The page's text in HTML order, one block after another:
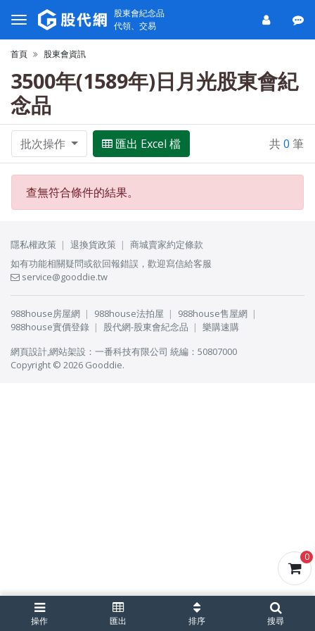
0
股東會紀念品
代領、交易
首頁 股東會資訊
3500年(1589年)日月光股東會紀
念品
批次操作 匯出 Excel 檔 共0 筆
查無符合條件的結果。
操作 匯出 排序 搜尋
隱私權政策 退換貨政策
商城賣家約定條款
如有功能相關疑問或欲回報錯誤，歡迎寫信給客服
service@gooddie.tw
988house房屋網 988house法拍屋
988house售屋網
988house實價登錄
股代網-股東會紀念品
樂購速購
網頁設計,網站架設 ： 一番科技有限公司 統編：50807000
Copyright © 2026 Gooddie.